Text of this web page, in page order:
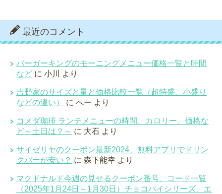
最近のコメント
バーガーキングのモーニングメニュー価格一覧と時間
など に 小川 より
吉野家のサイズと量と価格比較一覧（超特盛、小盛り
などの違い）
に へー より
コメダ珈琲 ランチメニューの時間、カロリー、価格な
ど～土日は？～ に 大石 より
サイゼリヤのクーポン最新2024、無料アプリでドリン
クバーが安い？ に 森下能幸 より
マクドナルド今週の見せるクーポン番号、コード一覧
（2025年1月24日～1月30日）チョコパイシリーズ、エ